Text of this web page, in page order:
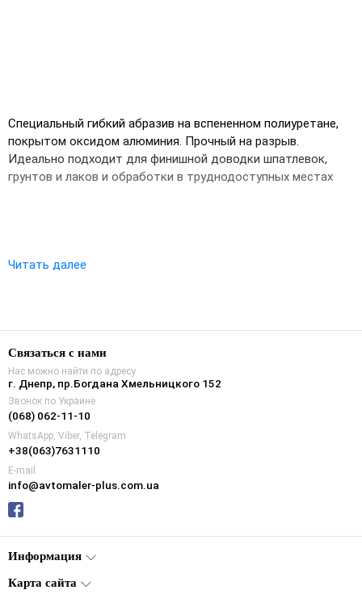
Специальный гибкий абразив на вспененном полиуретане,
покрытом оксидом алюминия. Прочный на разрыв.
Идеально подходит для финишной доводки шпатлевок,
грунтов и лаков и обработки в труднодоступных местах
Читать далее
Связаться с нами
Нас можно найти по адресу
г. Днепр, пр.Богдана Хмельницкого 152
Звонок по Украине
(068) 062-11-10
WhatsApp, Viber, Telegram
+38(063)7631110
E-mail
info@avtomaler-plus.com.ua
Информация
Карта сайта